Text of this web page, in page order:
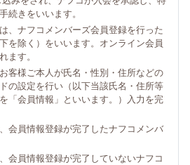
続きをいいます。
、ナフコメンバーズ会員登録を行った
を除く）をいいます。オンライン会員
ます。
客様ご本人が氏名・性別・住所などの
の設定を行い（以下当該氏名・住所等
「会員情報」といいます。）入力を完
会員情報登録が完了したナフコメンバ
会員情報登録が完了していないナフコ